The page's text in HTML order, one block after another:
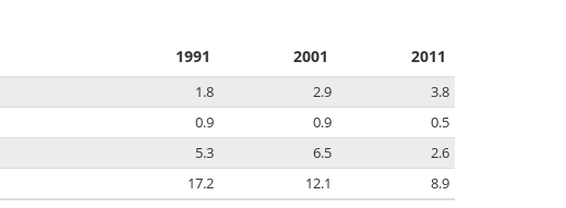
1991 2001 2011
1.8 2.9
3.8
0.9 0.9
0.5
5.3 6.5
2.6
17.2 12.1 8.9